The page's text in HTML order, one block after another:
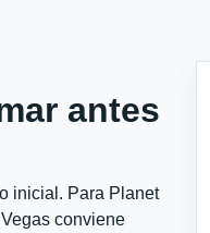
antes
inicial. Para Planet
conviene